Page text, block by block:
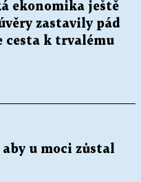
ekonomika ještě
zastavily pád
cesta k trvalému
u moci zůstal